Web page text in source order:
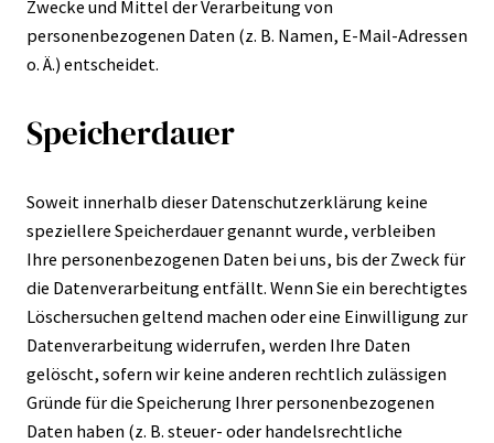
Zwecke und Mittel der Verarbeitung von
personenbezogenen Daten (z. B. Namen, E-Mail-Adressen
o. Ä.) entscheidet.
Speicherdauer
Soweit innerhalb dieser Datenschutzerklärung keine
speziellere Speicherdauer genannt wurde, verbleiben
Ihre personenbezogenen Daten bei uns, bis der Zweck für
die Datenverarbeitung entfällt. Wenn Sie ein berechtigtes
Löschersuchen geltend machen oder eine Einwilligung zur
Datenverarbeitung widerrufen, werden Ihre Daten
gelöscht, sofern wir keine anderen rechtlich zulässigen
Gründe für die Speicherung Ihrer personenbezogenen
Daten haben (z. B. steuer- oder handelsrechtliche